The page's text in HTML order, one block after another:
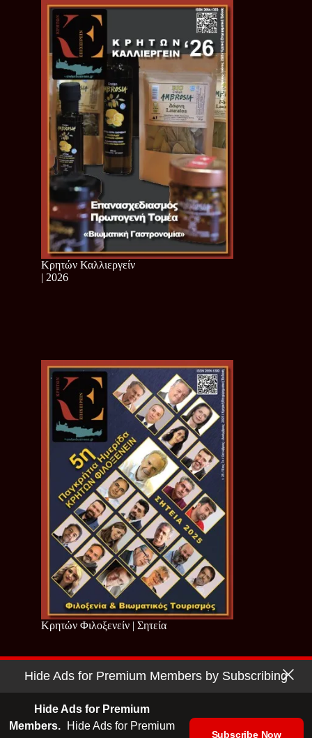
Κρητών Καλλιεργείν
| 2026
Κρητών Φιλοξενείν | Σητεία
Copyright © 2026 - Cretan Business | Κρητών Επιχειρείν
Hide Ads for Premium Members by Subscribing
Hide Ads for Premium
Members.
Hide Ads for Premium
Subscribe Now